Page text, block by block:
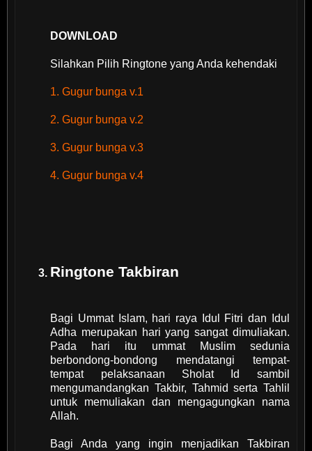
DOWNLOAD
Silahkan Pilih Ringtone yang Anda kehendaki
1. Gugur bunga v.1
2. Gugur bunga v.2
3. Gugur bunga v.3
4. Gugur bunga v.4
Ringtone Takbiran
Bagi Ummat Islam, hari raya Idul Fitri dan Idul
Adha merupakan hari yang sangat dimuliakan.
Pada hari itu ummat Muslim sedunia
berbondong-bondong mendatangi tempat-
tempat pelaksanaan Sholat Id sambil
mengumandangkan Takbir, Tahmid serta Tahlil
untuk memuliakan dan mengagungkan nama
Allah.
Bagi Anda yang ingin menjadikan Takbiran